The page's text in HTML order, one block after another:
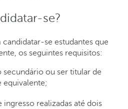
se?
se estudantes que
os seguintes requisitos:
ou ser titular de
equivalente;
realizadas até dois